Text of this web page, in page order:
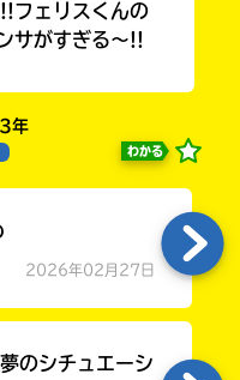
!!フェリスくんの
サがすぎる〜!!
年
わかる
2026年02月27日
のシチュエーシ